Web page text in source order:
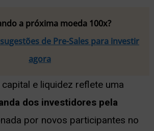
a próxima moeda 100x?
de Pre-Sales para investir
agora
e liquidez reflete uma
dos investidores pela
por novos participantes no